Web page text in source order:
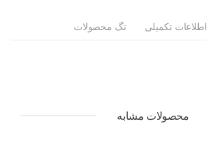
اطلاعات تکمیلی تگ محصولات
محصولات مشابه